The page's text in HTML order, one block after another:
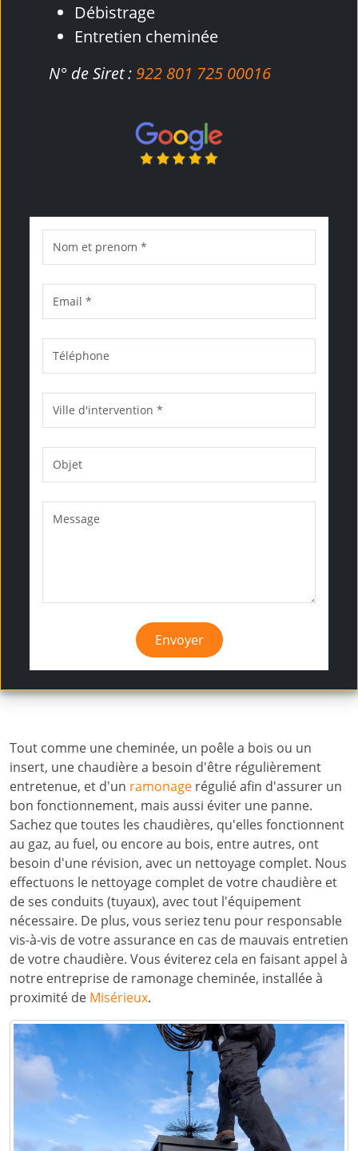
Débistrage
Entretien cheminée
N° de Siret : 922 801 725 00016
Envoyer
Tout comme une cheminée, un poêle a bois ou un
insert, une chaudière a besoin d'être régulièrement
entretenue, et d'un ramonage régulié afin d'assurer un
bon fonctionnement, mais aussi éviter une panne.
Sachez que toutes les chaudières, qu'elles fonctionnent
au gaz, au fuel, ou encore au bois, entre autres, ont
besoin d'une révision, avec un nettoyage complet. Nous
effectuons le nettoyage complet de votre chaudière et
de ses conduits (tuyaux), avec tout l'équipement
nécessaire. De plus, vous seriez tenu pour responsable
vis-à-vis de votre assurance en cas de mauvais entretien
de votre chaudière. Vous éviterez cela en faisant appel à
notre entreprise de ramonage cheminée, installée à
proximité de Misérieux.